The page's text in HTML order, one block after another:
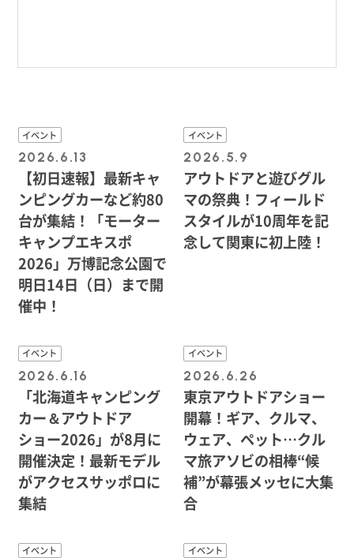
イベント
2026.6.13
【初日速報】最新キャ
ンピングカーなど約80
台が集結！「モーター
キャンプエキスポ
2026」万博記念公園で
明日14日（日）まで開
催中！
イベント
2026.5.9
アウトドアと遊びグル
マの祭典！フィールド
スタイルが10周年を記
念して関東に初上陸！
イベント
2026.6.16
「北海道キャンピング
カー＆アウトドア
ショー2026」が8月に
開催決定！最新モデル
がアクセスサッポロに
集結
イベント
2026.6.26
東京アウトドアショー
開幕！ギア、クルマ、
ウェア、ペット…クル
マ旅アソビの相棒“候
補”が幕張メッセに大集
合
イベント イベント